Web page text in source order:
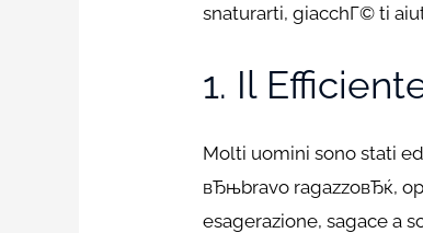
snaturarti, giacchГ© ti
1. Il
Molti uomini sono stati
вЂњbravo ragazzoвЂќ,
esagerazione, sagace a